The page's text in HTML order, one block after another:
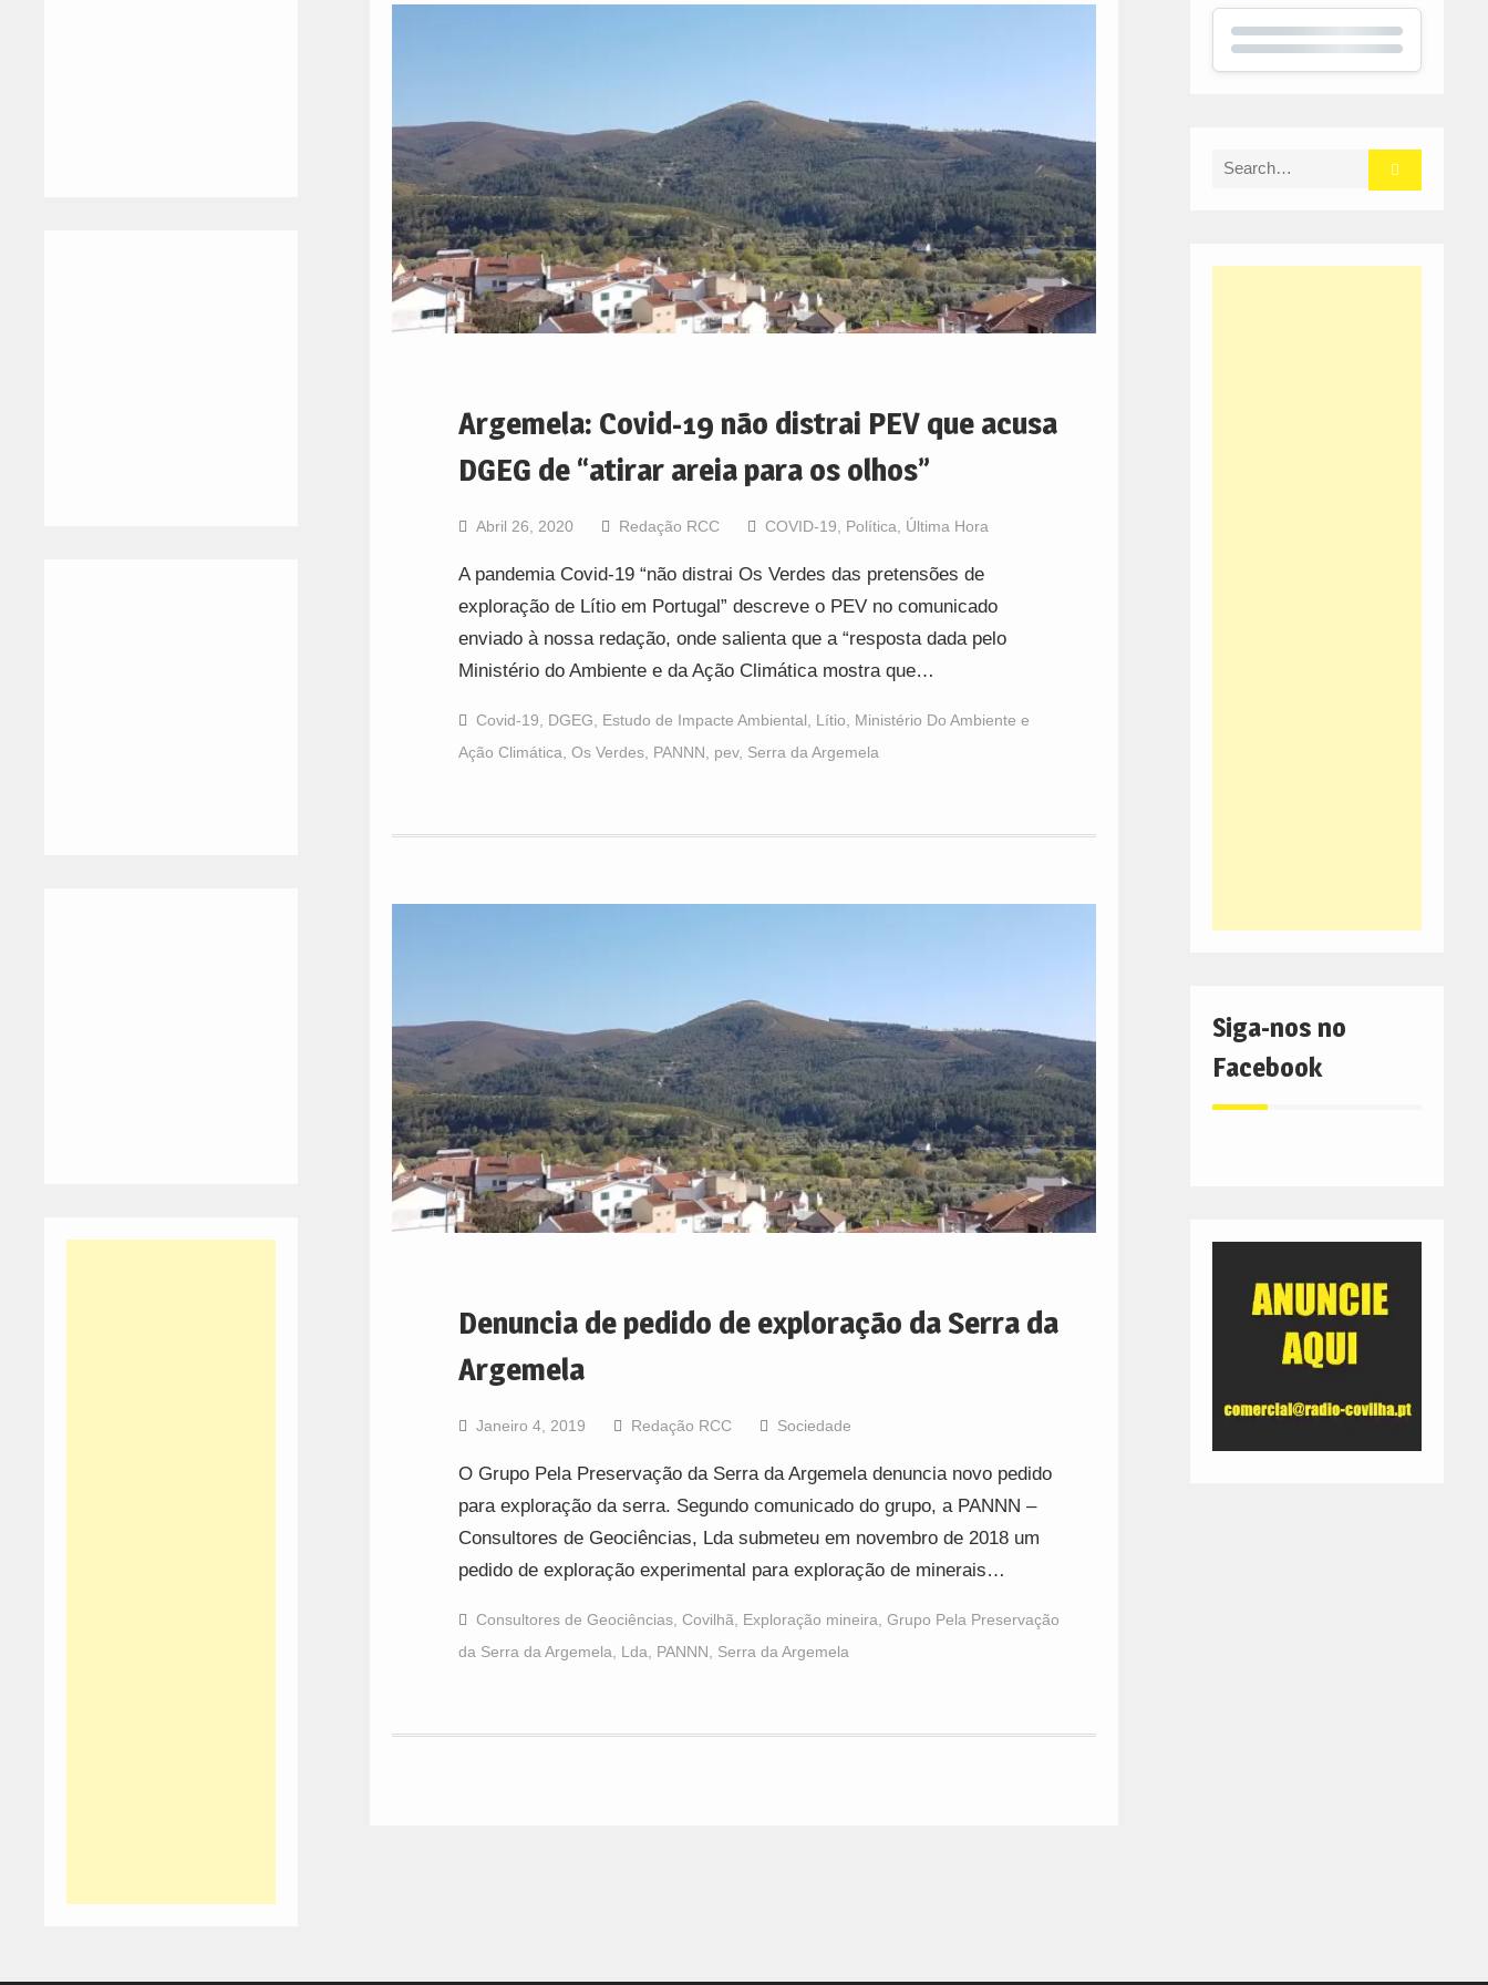
Argemela: Covid-19 não distrai PEV que acusa
DGEG de “atirar areia para os olhos”
Abril 26, 2020 Redação RCC COVID-19 Política Última Hora
A pandemia Covid-19 “não distrai Os Verdes das pretensões de
exploração de Lítio em Portugal” descreve o PEV no comunicado
enviado à nossa redação, onde salienta que a “resposta dada pelo
Ministério do Ambiente e da Ação Climática mostra que…
Covid-19 DGEG Estudo de Impacte Ambiental Lítio
Ministério Do Ambiente e
Ação Climática Os Verdes, PANNN pev, Serra da Argemela
Denuncia de pedido de exploração da Serra da
Argemela
Janeiro 4, 2019 Redação RCC Sociedade
O Grupo Pela Preservação da Serra da Argemela denuncia novo pedido
para exploração da serra. Segundo comunicado do grupo, a PANNN –
Consultores de Geociências, Lda submeteu em novembro de 2018 um
pedido de exploração experimental para exploração de minerais…
Consultores de Geociências, Covilhã Exploração mineira Grupo Pela Preservação
da Serra da Argemela
Lda PANNN Serra da Argemela
Search
Siga-nos no
Facebook